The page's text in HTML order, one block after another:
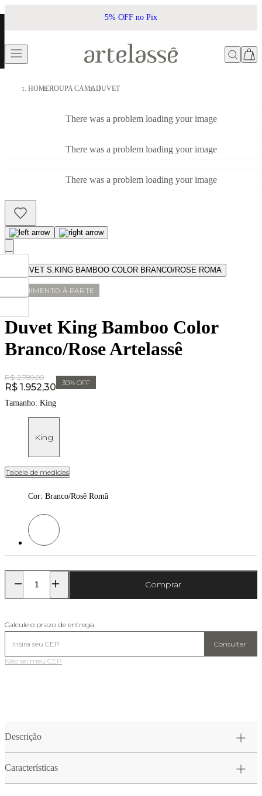
5% OFF no Pix
HOMEROUPA CAMADUVET
There was a problem loading your image
There was a problem loading your image
There was a problem loading your image
ENCHIMENTO À PARTE
Duvet King Bamboo Color
Branco/Rose Artelassê
Original Price:
R$ 2.789,00
Price:
R$ 1.952,30 30% OFF
Tamanho: King
King
Tabela de medidas
Cor: Branco/Rosê Romã
Cor: Branco/Rosê Romã
Comprar
Calcule o prazo de entrega
Consultar
Não sei meu CEP
Descrição
Características